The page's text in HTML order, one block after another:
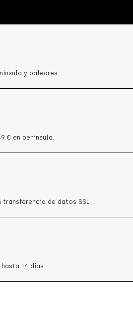
y baleares
€ en península.
de datos SSL
14 días.